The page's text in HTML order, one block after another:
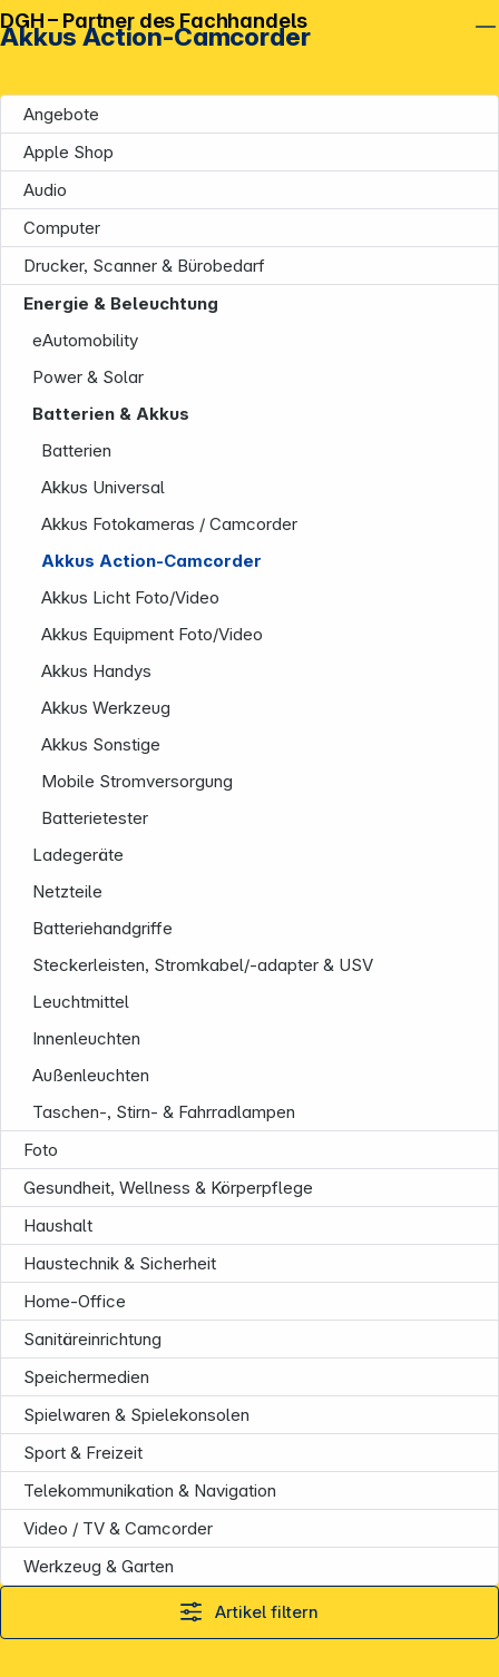
Akkus Action-Camcorder
Angebote
Apple Shop
Audio
Computer
Drucker, Scanner & Bürobedarf
Energie & Beleuchtung
eAutomobility
Power & Solar
Batterien & Akkus
Batterien
Akkus Universal
Akkus Fotokameras / Camcorder
Akkus Action-Camcorder
Akkus Licht Foto/Video
Akkus Equipment Foto/Video
Akkus Handys
Akkus Werkzeug
Akkus Sonstige
Mobile Stromversorgung
Batterietester
Ladegeräte
Netzteile
Batteriehandgriffe
Steckerleisten, Stromkabel/-adapter & USV
Leuchtmittel
Innenleuchten
Außenleuchten
Taschen-, Stirn- & Fahrradlampen
Foto
Gesundheit, Wellness & Körperpflege
Haushalt
Haustechnik & Sicherheit
Home-Office
Sanitäreinrichtung
Speichermedien
Spielwaren & Spielekonsolen
Sport & Freizeit
Telekommunikation & Navigation
Video / TV & Camcorder
Werkzeug & Garten
Artikel filtern
DGH – Partner des Fachhandels
Unternehmen
Informationen
Service